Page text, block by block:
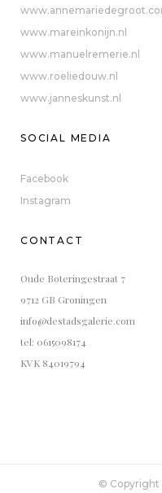
www.mareinkonijn.nl
www.manuelremerie.nl
www.roeliedouw.nl
www.janneskunst.nl
SOCIAL MEDIA
Facebook
Instagram
CONTACT
Oude Boteringestraat 7
9712 GB Groningen
info@destadsgalerie.com
tel: 0615098174
KVK 84019794
© Copyright